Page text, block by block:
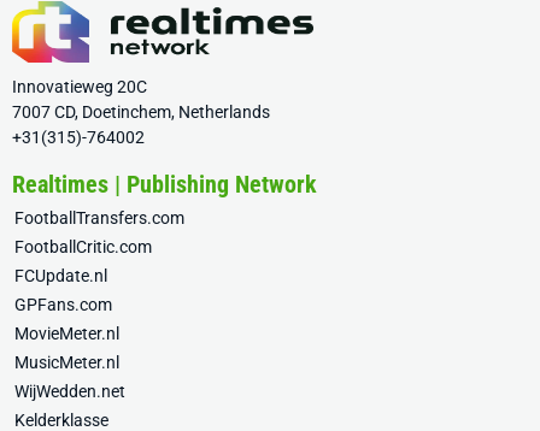
Innovatieweg 20C
7007 CD, Doetinchem, Netherlands
+31(315)-764002
Realtimes | Publishing Network
FootballTransfers.com
FootballCritic.com
FCUpdate.nl
GPFans.com
MovieMeter.nl
MusicMeter.nl
WijWedden.net
Kelderklasse